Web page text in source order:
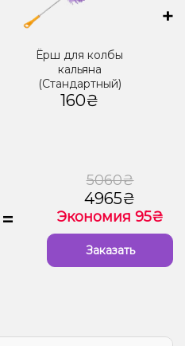
Ёрш для колбы
кальяна
(Стандартный)
160₴
+
=
5060₴
4965₴
Экономия 95₴
Заказать